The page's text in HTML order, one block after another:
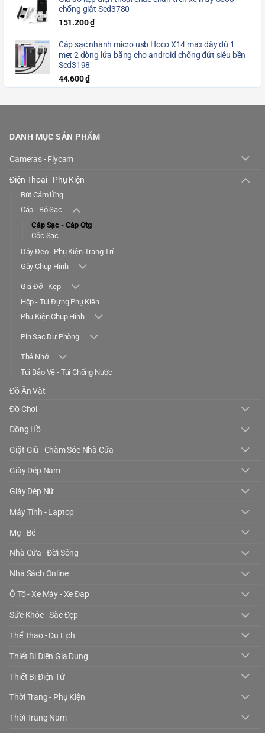
chống giật Scd3780
151.200₫
Cáp sạc nhanh micro usb Hoco X14 max dây dù 1
met 2 dòng lửa băng cho android chống đứt siêu bền
Scd3198
44.600₫
DANH MỤC SẢN PHẨM
Cameras - Flycam
Điện Thoại - Phụ Kiện
Bút Cảm Ứng
Cáp - Bộ Sạc
Cáp Sạc - Cáp Otg
Cốc Sạc
Dây Đeo - Phụ Kiện Trang Trí
Gậy Chụp Hình
Giá Đỡ - Kẹp
Hộp - Túi Đựng Phụ Kiện
Phụ Kiện Chụp Hình
Pin Sạc Dự Phòng
Thẻ Nhớ
Túi Bảo Vệ - Túi Chống Nước
Đồ Ăn Vặt
Đồ Chơi
Đồng Hồ
Giặt Giũ - Chăm Sóc Nhà Cửa
Giày Dép Nam
Giày Dép Nữ
Máy Tính - Laptop
Mẹ - Bé
Nhà Cửa - Đời Sống
Nhà Sách Online
Ô Tô - Xe Máy - Xe Đạp
Sức Khỏe - Sắc Đẹp
Thể Thao - Du Lịch
Thiết Bị Điện Gia Dụng
Thiết Bị Điện Tử
Thời Trang - Phụ Kiện
Thời Trang Nam